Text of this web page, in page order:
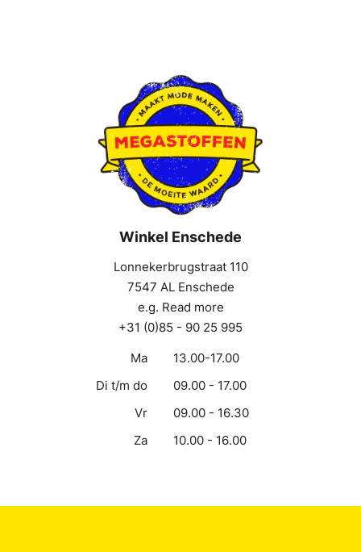
Winkel Enschede
Lonnekerbrugstraat 110
7547 AL Enschede
e.g. Read more
+31 (0)85 - 90 25 995
Ma
13.00-17.00
Di t/m do
09.00 - 17.00
Vr
09.00 - 16.30
Za
10.00 - 16.00